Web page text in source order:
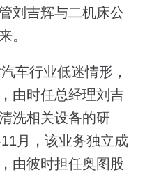
刘吉辉与二机床公
。
车行业低迷情形，
由时任总经理刘吉
洗相关设备的研
月，该业务独立成
由彼时担任奥图股